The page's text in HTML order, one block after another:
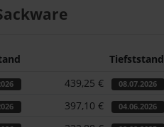
Tiefststand
439,25 € 08.07.2026
397,10 € 04.06.2026